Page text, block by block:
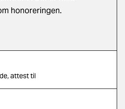
honoreringen.
attest til